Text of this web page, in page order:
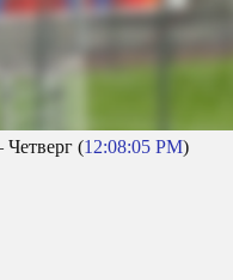
Четверг (12:08:05 PM)